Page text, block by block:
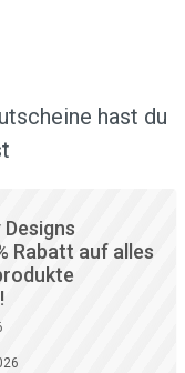
hast du
Rabatt auf alles